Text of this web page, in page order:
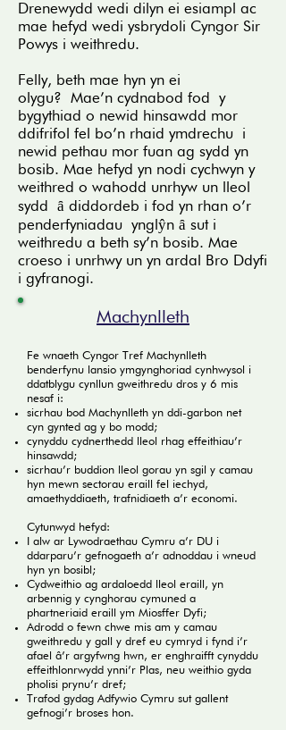
Drenewydd wedi dilyn ei esiampl ac
mae hefyd wedi ysbrydoli Cyngor Sir
Powys i weithredu.
Felly, beth mae hyn yn ei
olygu? Mae’n cydnabod fod y
bygythiad o newid hinsawdd mor
ddifrifol fel bo’n rhaid ymdrechu i
newid pethau mor fuan ag sydd yn
bosib. Mae hefyd yn nodi cychwyn y
weithred o wahodd unrhyw un lleol
sydd ȃ diddordeb i fod yn rhan o’r
penderfyniadau ynglŷn ȃ sut i
weithredu a beth sy’n bosib. Mae
croeso i unrhwy un yn ardal Bro Ddyfi
i gyfranogi.
Machynlleth
Fe wnaeth Cyngor Tref Machynlleth
benderfynu lansio ymgynghoriad cynhwysol i
ddatblygu cynllun gweithredu dros y 6 mis
nesaf i:
sicrhau bod Machynlleth yn ddi-garbon net
cyn gynted ag y bo modd;
cynyddu cydnerthedd lleol rhag effeithiau’r
hinsawdd;
sicrhau’r buddion lleol gorau yn sgil y camau
hyn mewn sectorau eraill fel iechyd,
amaethyddiaeth, trafnidiaeth a’r economi.
Cytunwyd hefyd:
I alw ar Lywodraethau Cymru a’r DU i
ddarparu’r gefnogaeth a’r adnoddau i wneud
hyn yn bosibl;
Cydweithio ag ardaloedd lleol eraill, yn
arbennig y cynghorau cymuned a
phartneriaid eraill ym Miosffer Dyfi;
Adrodd o fewn chwe mis am y camau
gweithredu y gall y dref eu cymryd i fynd i’r
afael â’r argyfwng hwn, er enghraifft cynyddu
effeithlonrwydd ynni’r Plas, neu weithio gyda
pholisi prynu’r dref;
Trafod gydag Adfywio Cymru sut gallent
gefnogi’r broses hon.